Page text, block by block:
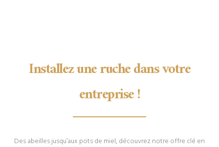
Installez une ruche dans votre
entreprise !
Des abeilles jusqu’aux pots de miel, découvrez notre offre clé en